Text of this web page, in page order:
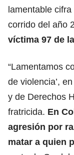
lamentable
corrido del año
víctima 97 de
“Lamentamos
de violencia’,
y de Derechos
fratricida. En
agresión por
matar a quien